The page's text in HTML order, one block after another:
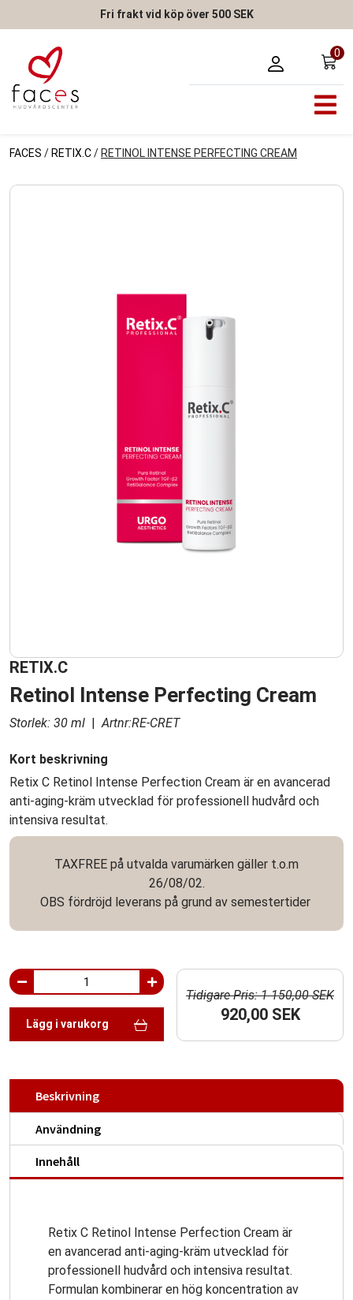
Fri frakt vid köp över 500 SEK
0
FACES / RETIX.C/ RETINOL INTENSE PERFECTING CREAM
RETIX.C
Retinol Intense Perfecting Cream
Storlek: 30 ml | Artnr:RE-CRET
Kort beskrivning
Retix C Retinol Intense Perfection Cream är en avancerad
anti-aging-kräm utvecklad för professionell hudvård och
intensiva resultat.
TAXFREE på utvalda varumärken gäller t.o.m
26/08/02.
OBS fördröjd leverans på grund av semestertider
Lägg i varukorg
Tidigare Pris: 1 150,00 SEK
920,00 SEK
Beskrivning
Användning
Innehåll
Retix C Retinol Intense Perfection Cream är
en avancerad anti-aging-kräm utvecklad för
professionell hudvård och intensiva resultat.
Formulan kombinerar en hög koncentration av